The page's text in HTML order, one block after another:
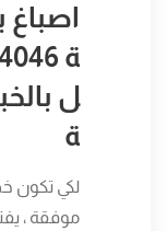
اصباغ
ل
ة
لكي تكون
موفقة ،